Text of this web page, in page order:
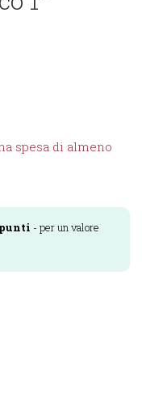
spesa di almeno
punti - per un valore